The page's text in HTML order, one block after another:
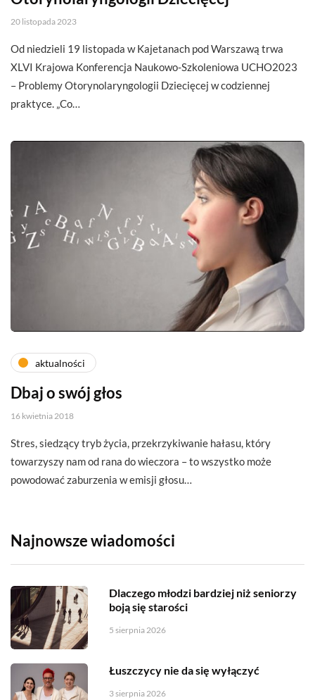
20 listopada 2023
Od niedzieli 19 listopada w Kajetanach pod Warszawą trwa
XLVI Krajowa Konferencja Naukowo-Szkoleniowa UCHO2023
– Problemy Otorynolaryngologii Dziecięcej w codziennej
praktyce. „Co…
aktualności
Dbaj o swój głos
16 kwietnia 2018
Stres, siedzący tryb życia, przekrzykiwanie hałasu, który
towarzyszy nam od rana do wieczora – to wszystko może
powodować zaburzenia w emisji głosu…
Najnowsze wiadomości
Dlaczego młodzi bardziej niż seniorzy
boją się starości
5 sierpnia 2026
Łuszczycy nie da się wyłączyć
3 sierpnia 2026